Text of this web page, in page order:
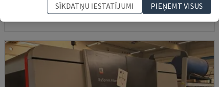
28.000 €
SĪKDATŅU IESTATĪJUMI
PIEŅEMT VISUS